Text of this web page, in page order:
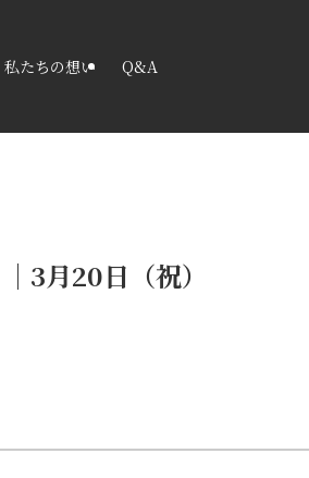
私たちの想い Q&A
3月20日（祝）